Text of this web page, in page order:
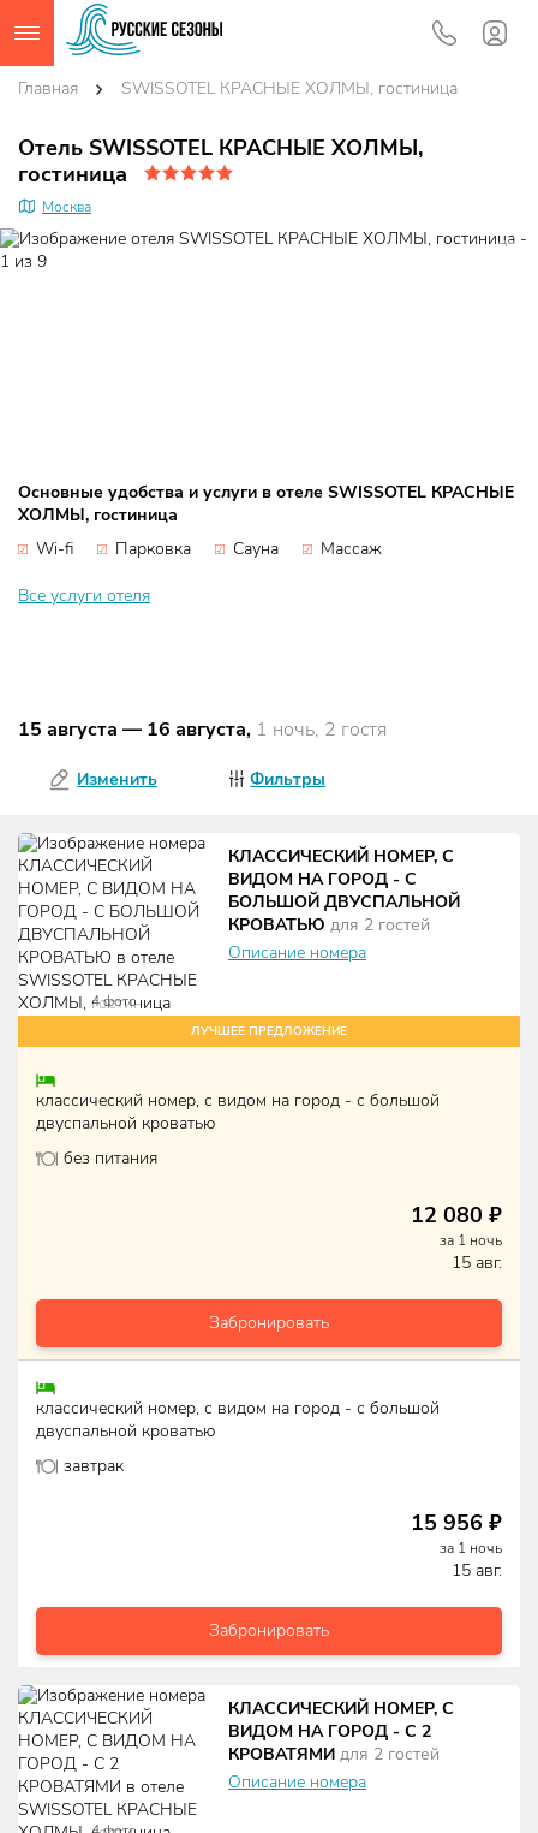
Главная SWISSOTEL КРАСНЫЕ ХОЛМЫ, гостиница
Отель SWISSOTEL КРАСНЫЕ ХОЛМЫ,
гостиница
Москва
Основные удобства и услуги в отеле SWISSOTEL КРАСНЫЕ
ХОЛМЫ, гостиница
Wi-fi Парковка Сауна Массаж
Все услуги отеля
15 августа — 16 августа, 1 ночь, 2 гостя
Изменить Фильтры
4фото
КЛАССИЧЕСКИЙ НОМЕР, С
ВИДОМ НА ГОРОД - С
БОЛЬШОЙ ДВУСПАЛЬНОЙ
КРОВАТЬЮ для 2 гостей
Описание номера
ЛУЧШЕЕ ПРЕДЛОЖЕНИЕ
классический номер, с видом на город - с большой
двуспальной кроватью
без питания
12 080 ₽
за 1 ночь
15 авг.
Забронировать
классический номер, с видом на город - с большой
двуспальной кроватью
завтрак
15 956 ₽
за 1 ночь
15 авг.
Забронировать
КЛАССИЧЕСКИЙ НОМЕР, С
ВИДОМ НА ГОРОД - С 2
КРОВАТЯМИ для 2 гостей
Описание номера